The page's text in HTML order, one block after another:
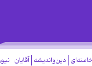
دین‌واندیشه آقایان